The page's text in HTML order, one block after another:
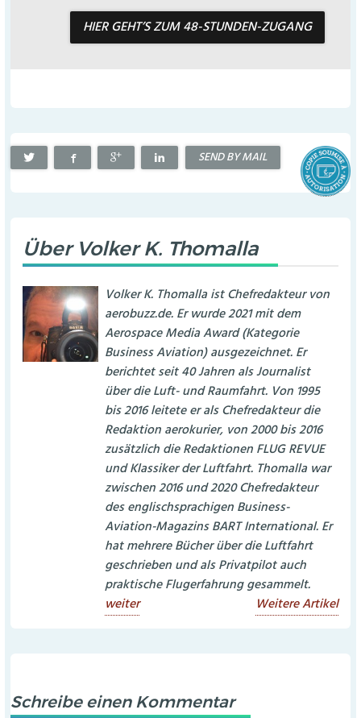
HIER GEHT’S ZUM 48-STUNDEN-ZUGANG
SEND BY MAIL
Über Volker K. Thomalla
Volker K. Thomalla ist Chefredakteur von
aerobuzz.de. Er wurde 2021 mit dem
Aerospace Media Award (Kategorie
Business Aviation) ausgezeichnet. Er
berichtet seit 40 Jahren als Journalist
über die Luft- und Raumfahrt. Von 1995
bis 2016 leitete er als Chefredakteur die
Redaktion aerokurier, von 2000 bis 2016
zusätzlich die Redaktionen FLUG REVUE
und Klassiker der Luftfahrt. Thomalla war
zwischen 2016 und 2020 Chefredakteur
des englischsprachigen Business-
Aviation-Magazins BART International. Er
hat mehrere Bücher über die Luftfahrt
geschrieben und als Privatpilot auch
praktische Flugerfahrung gesammelt.
weiter
Weitere Artikel
Schreibe einen Kommentar